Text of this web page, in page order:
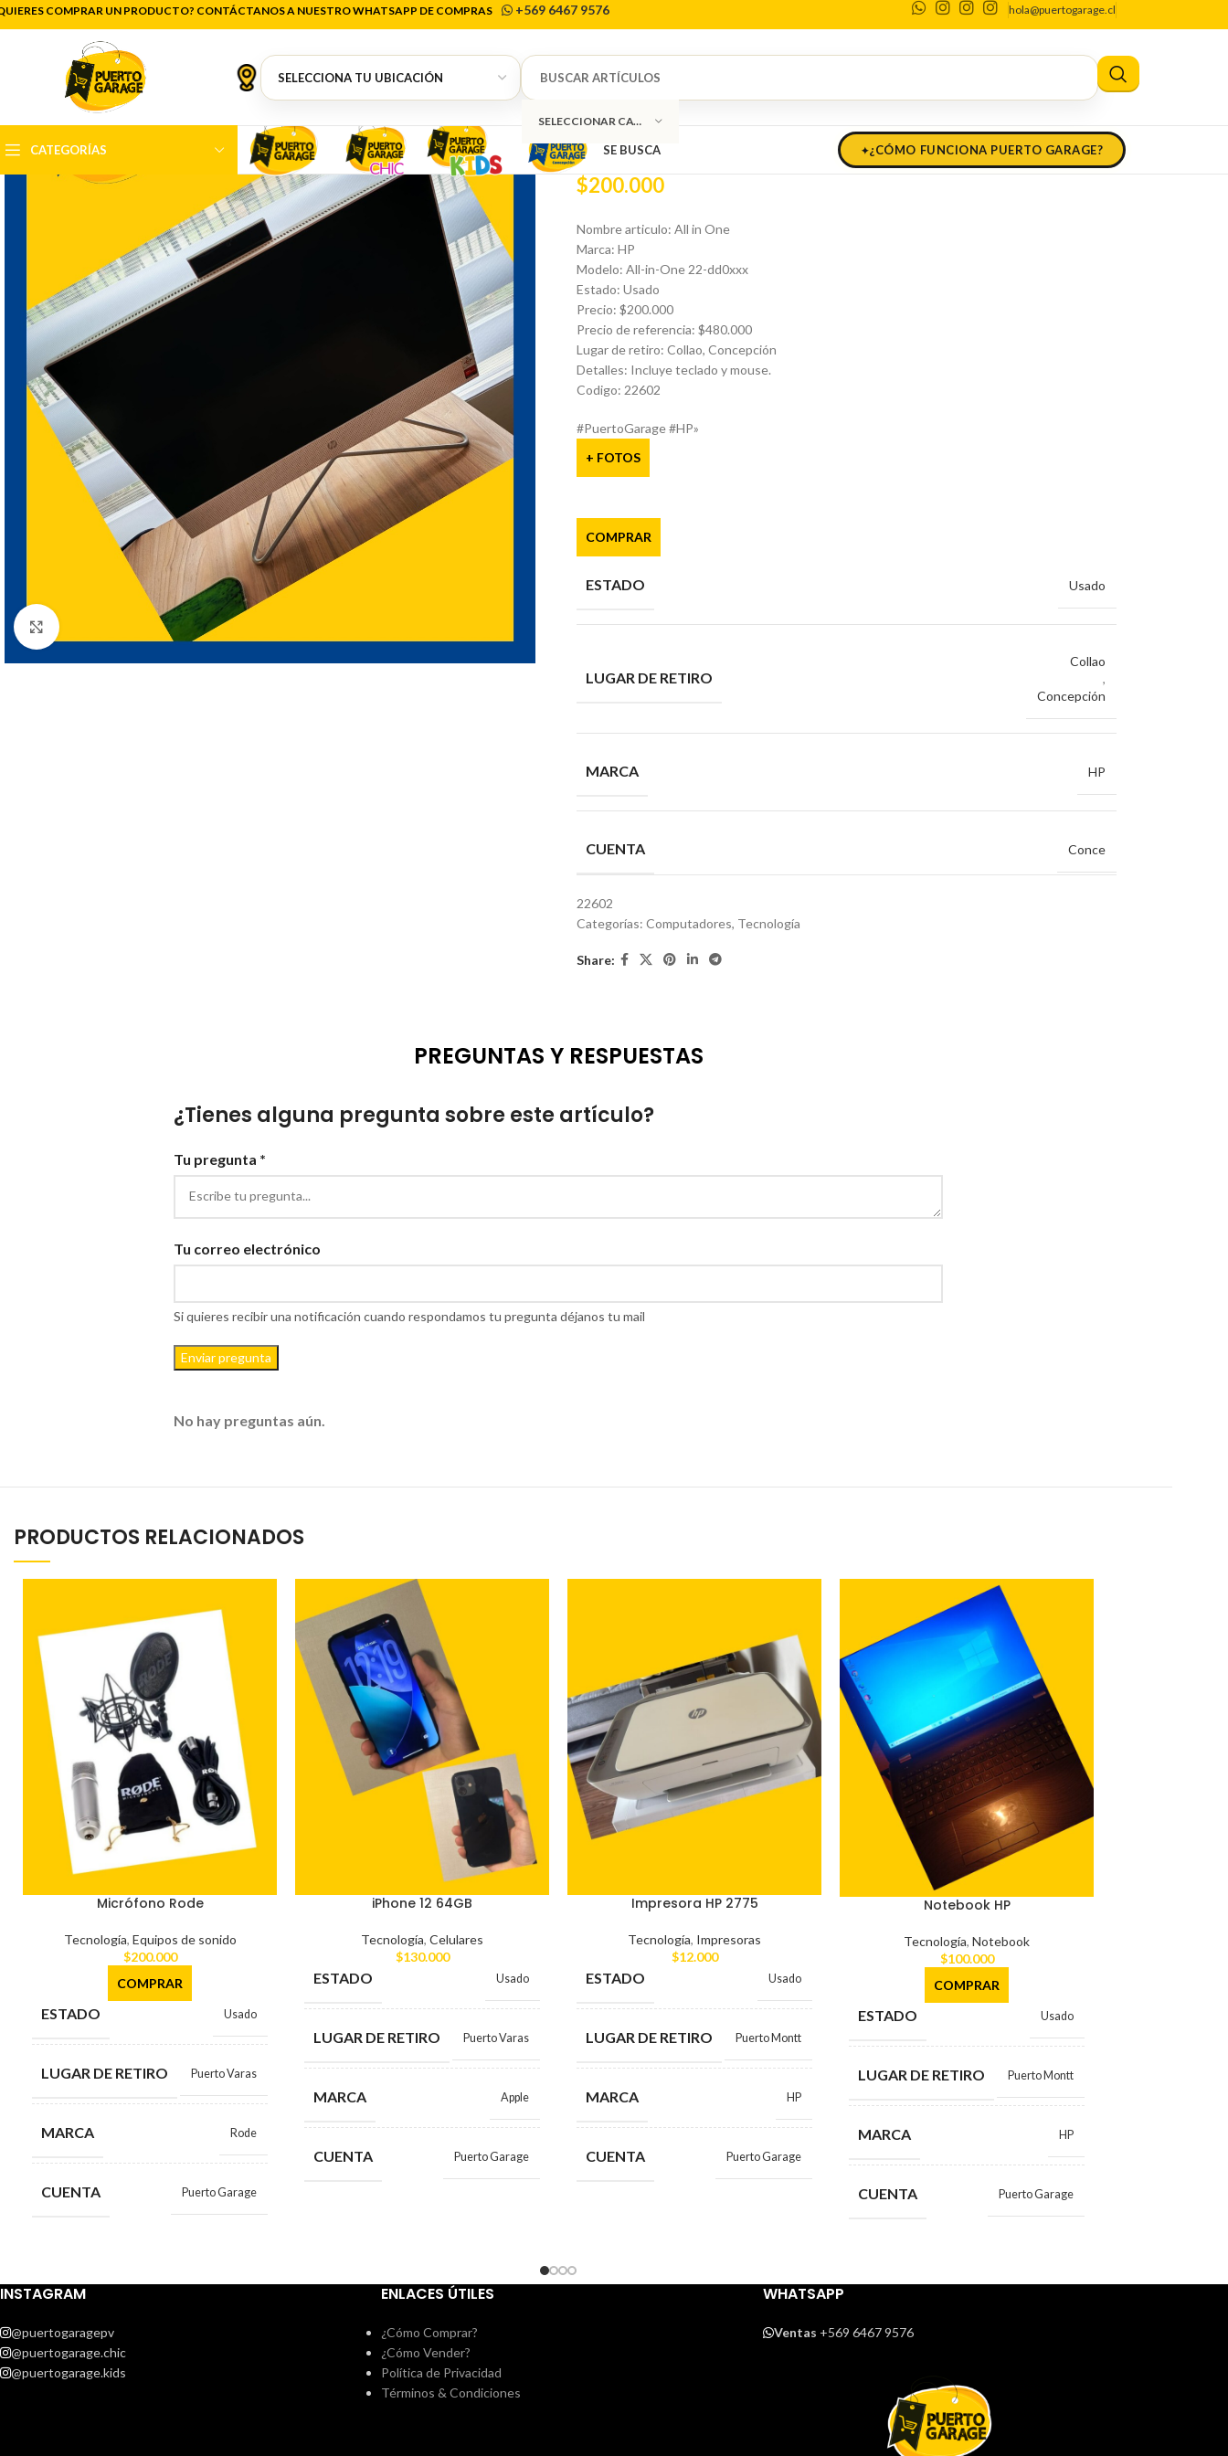
COMPRAR UN PRODUCTO? CONTÁCTANOS A NUESTRO WHATSAPP DE COMPRAS +569 6467 9576 hola@puertogarage.cl
SELECCIONAR CATEGORÍA
CATEGORÍAS SE BUSCA ¿CÓMO FUNCIONA PUERTO GARAGE?
Inicio Tecnología Computadores All in One HP
0
All in One HP
$200.000
Nombre articulo: All in One
Marca: HP
Modelo: All-in-One 22-dd0xxx
Estado: Usado
Precio: $200.000
Precio de referencia: $480.000
Lugar de retiro: Collao, Concepción
Detalles: Incluye teclado y mouse.
Codigo: 22602
#PuertoGarage #HP»
+ FOTOS
COMPRAR
ESTADO Usado
LUGAR DE RETIRO
Collao
,
Concepción
MARCA HP
CUENTA Conce
22602
Categorías: Computadores, Tecnología
Share:
PREGUNTAS Y RESPUESTAS
¿Tienes alguna pregunta sobre este artículo?
Tu pregunta *
Tu correo electrónico
Si quieres recibir una notificación cuando respondamos tu pregunta déjanos tu mail
Enviar pregunta
No hay preguntas aún.
PRODUCTOS RELACIONADOS
Micrófono Rode
Tecnología, Equipos de sonido
$200.000
COMPRAR
ESTADO Usado
LUGAR DE RETIRO Puerto Varas
MARCA Rode
CUENTA Puerto Garage
iPhone 12 64GB
Tecnología, Celulares
$130.000
ESTADO Usado
LUGAR DE RETIRO Puerto Varas
MARCA Apple
CUENTA Puerto Garage
Impresora HP 2775
Tecnología, Impresoras
$12.000
ESTADO Usado
LUGAR DE RETIRO Puerto Montt
MARCA HP
CUENTA Puerto Garage
Notebook HP
Tecnología, Notebook
$100.000
COMPRAR
ESTADO Usado
LUGAR DE RETIRO Puerto Montt
MARCA HP
CUENTA Puerto Garage
INSTAGRAM
@puertogaragepv
@puertogarage.chic
@puertogarage.kids
ENLACES ÚTILES
¿Cómo Comprar?
¿Cómo Vender?
Política de Privacidad
Términos & Condiciones
WHATSAPP
Ventas +569 6467 9576